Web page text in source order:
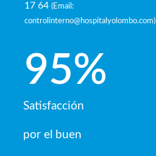
17 64 (Email:
controlinterno@hospitalyolombo.com)
Satisfacción
por el buen
95%